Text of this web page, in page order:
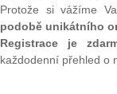
Protože si vážíme
podobě unikátního
Registrace je
každodenní přehled o